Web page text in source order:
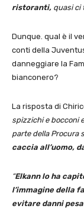
ristoranti, quasi ci
Dunque. qual è il
conti della
danneggiare la
bianconero?
La risposta di
spizzichi e bocconi
parte della Procura
caccia all’uomo,
“Elkann lo ha
l’immagine della
evitare danni